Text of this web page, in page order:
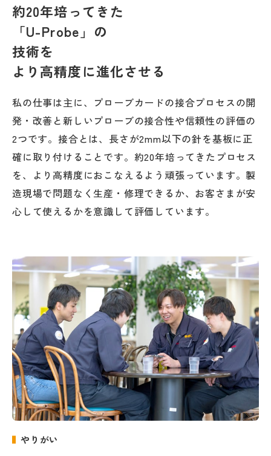
約20年培ってきた
「U-Probe」の
技術を
より高精度に進化させる
私の仕事は主に、プローブカードの接合プロセスの開
発・改善と新しいプローブの接合性や信頼性の評価の
2つです。接合とは、長さが2mm以下の針を基板に正
確に取り付けることです。約20年培ってきたプロセス
を、より高精度におこなえるよう頑張っています。製
造現場で問題なく生産・修理できるか、お客さまが安
心して使えるかを意識して評価しています。
やりがい